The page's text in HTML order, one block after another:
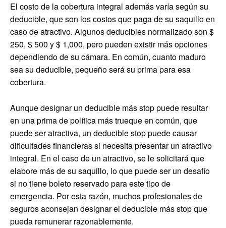
El costo de la cobertura integral además varía según su
deducible, que son los costos que paga de su saquillo en
caso de atractivo. Algunos deducibles normalizado son $
250, $ 500 y $ 1,000, pero pueden existir más opciones
dependiendo de su cámara. En común, cuanto maduro
sea su deducible, pequeño será su prima para esa
cobertura.
Aunque designar un deducible más stop puede resultar
en una prima de política más trueque en común, que
puede ser atractiva, un deducible stop puede causar
dificultades financieras si necesita presentar un atractivo
integral. En el caso de un atractivo, se le solicitará que
elabore más de su saquillo, lo que puede ser un desafío
si no tiene boleto reservado para este tipo de
emergencia. Por esta razón, muchos profesionales de
seguros aconsejan designar el deducible más stop que
pueda remunerar razonablemente.